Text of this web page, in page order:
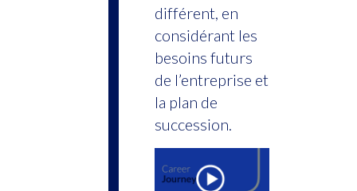
différent, en
considérant les
besoins futurs
de l’entreprise et
la plan de
succession.